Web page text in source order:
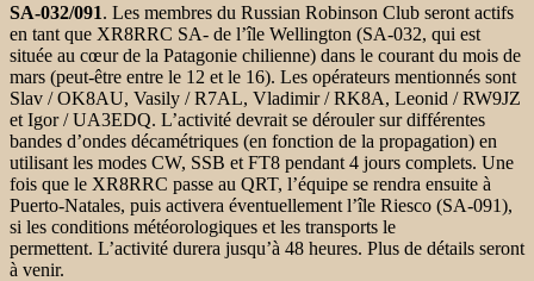
SA-032/091. Les membres du Russian Robinson Club seront actifs
en tant que XR8RRC SA- de l’île Wellington (SA-032, qui est
située au cœur de la Patagonie chilienne) dans le courant du mois de
mars (peut-être entre le 12 et le 16). Les opérateurs mentionnés sont
Slav / OK8AU, Vasily / R7AL, Vladimir / RK8A, Leonid / RW9JZ
et Igor / UA3EDQ. L’activité devrait se dérouler sur différentes
bandes d’ondes décamétriques (en fonction de la propagation) en
utilisant les modes CW, SSB et FT8 pendant 4 jours complets. Une
fois que le XR8RRC passe au QRT, l’équipe se rendra ensuite à
Puerto-Natales, puis activera éventuellement l’île Riesco (SA-091),
si les conditions météorologiques et les transports le
permettent. L’activité durera jusqu’à 48 heures. Plus de détails seront
à venir.